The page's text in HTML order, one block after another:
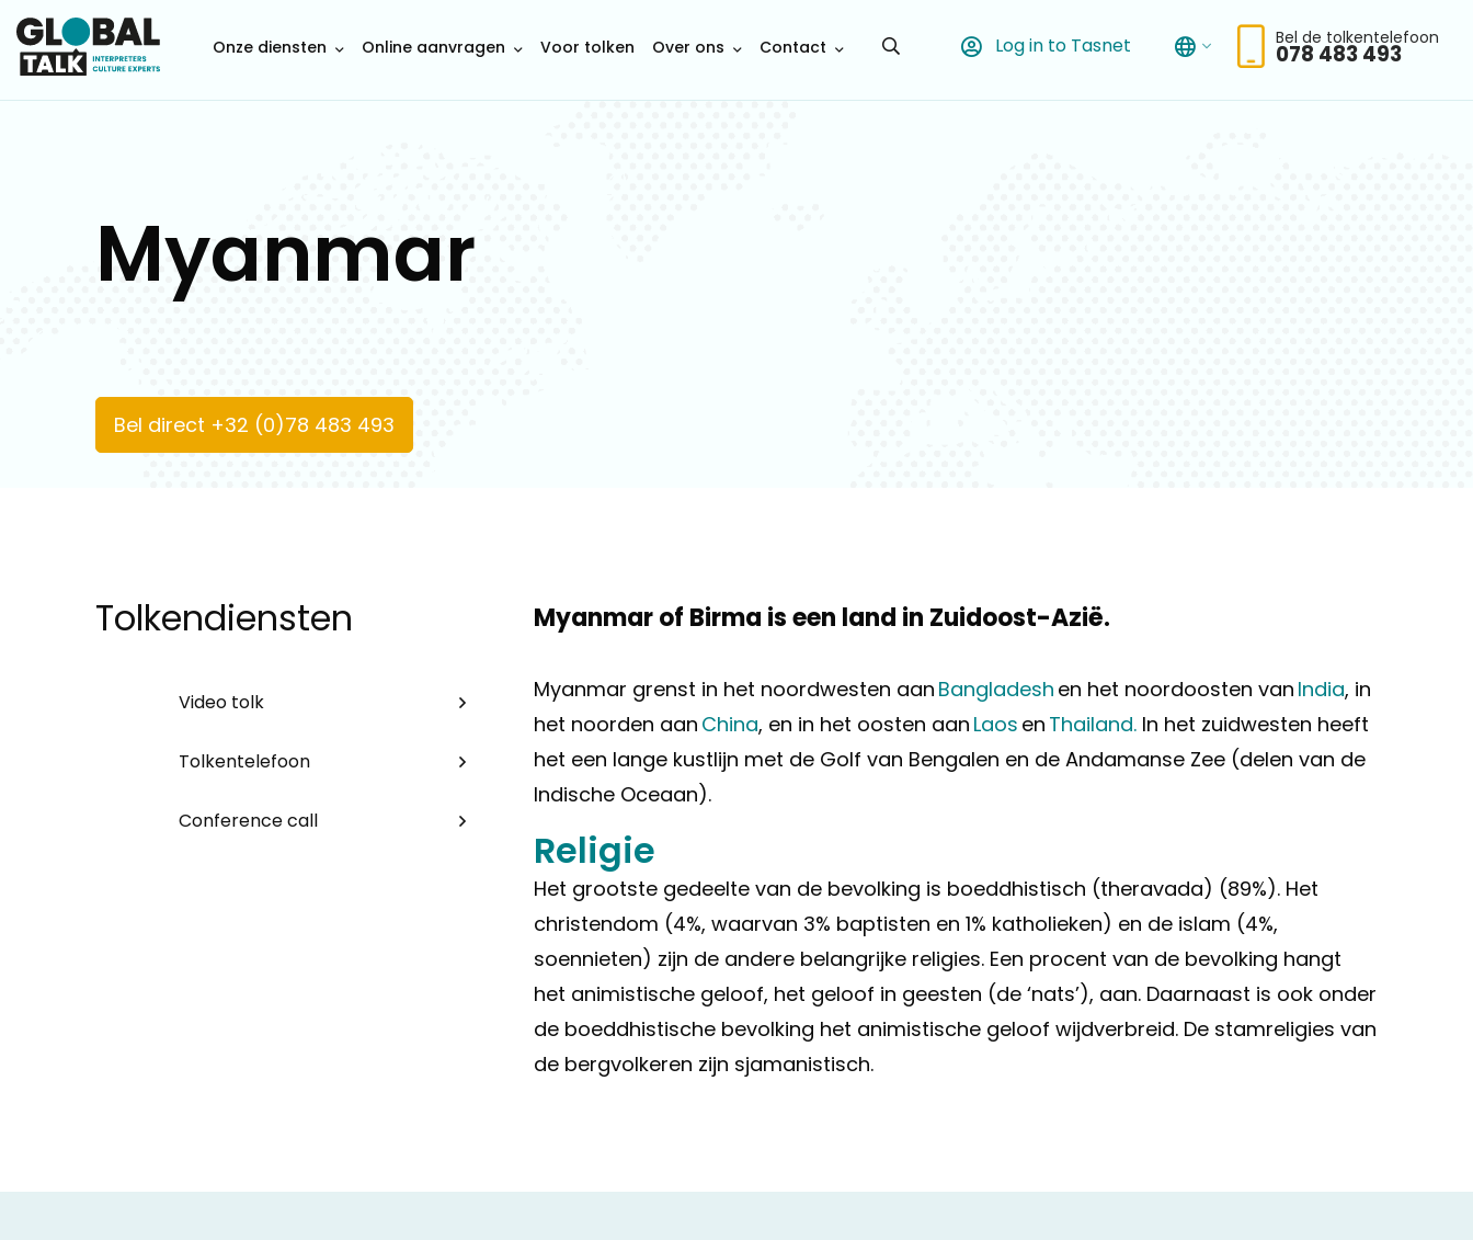
Onze diensten Online aanvragen Voor tolken Over ons Contact Open Log in to Tasnet Bel de tolkentelefoon
078 483 493
Myanmar
Bel direct +32 (0)78 483 493
Tolkendiensten
Video tolk
Tolkentelefoon
Conference call
Myanmar of Birma is een land in Zuidoost-Azië.
Myanmar grenst in het noordwesten aan Bangladesh en het noordoosten van India, in
het noorden aan China, en in het oosten aan Laos en Thailand.In het zuidwesten heeft
het een lange kustlijn met de Golf van Bengalen en de Andamanse Zee (delen van de
Indische Oceaan).
Religie
Het grootste gedeelte van de bevolking is boeddhistisch (theravada) (89%). Het
christendom (4%, waarvan 3% baptisten en 1% katholieken) en de islam (4%,
soennieten) zijn de andere belangrijke religies. Een procent van de bevolking hangt
het animistische geloof, het geloof in geesten (de ‘nats’), aan. Daarnaast is ook onder
de boeddhistische bevolking het animistische geloof wijdverbreid. De stamreligies van
de bergvolkeren zijn sjamanistisch.